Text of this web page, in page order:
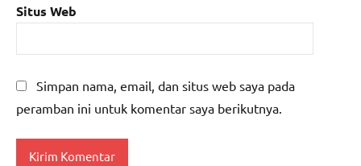
Situs Web
Simpan nama, email, dan situs web saya pada
peramban ini untuk komentar saya berikutnya.